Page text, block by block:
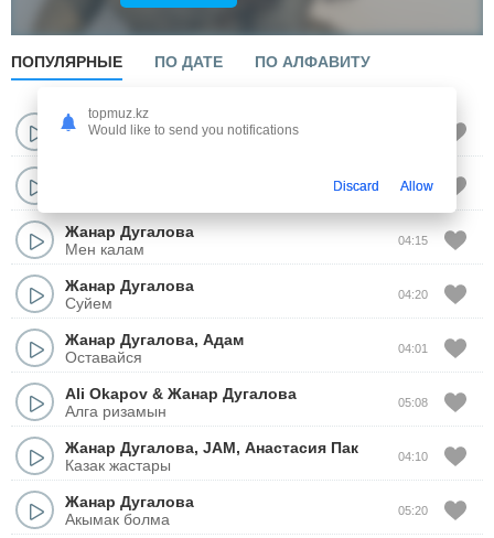
ПОПУЛЯРНЫЕ ПО ДАТЕ ПО АЛФАВИТУ
Amreft.Жанар Дугалова
Болды
04:19
Жанар Дугалова
Мен калам
04:15
Жанар Дугалова
Суйем
04:20
Жанар Дугалова, Адам
Оставайся
04:01
Ali Okapov & Жанар Дугалова
Алга ризамын
05:08
Жанар Дугалова, JAM, Анастасия Пак
Казак жастары
04:10
Жанар Дугалова
Акымак болма
05:20
topmuz.kz
Would like to send you notifications
Discard Allow